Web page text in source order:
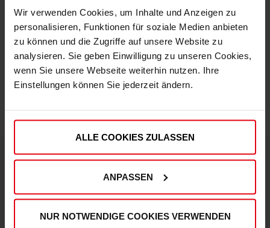
Wir verwenden Cookies, um Inhalte und Anzeigen zu
personalisieren, Funktionen für soziale Medien anbieten
zu können und die Zugriffe auf unsere Website zu
analysieren. Sie geben Einwilligung zu unseren Cookies,
wenn Sie unsere Webseite weiterhin nutzen. Ihre
Einstellungen können Sie jederzeit ändern.
ALLE COOKIES ZULASSEN
ANPASSEN
NUR NOTWENDIGE COOKIES VERWENDEN
Mitgliederpreis: € 89,96
DEINE VORTEILE IN UNSEREM SHOP